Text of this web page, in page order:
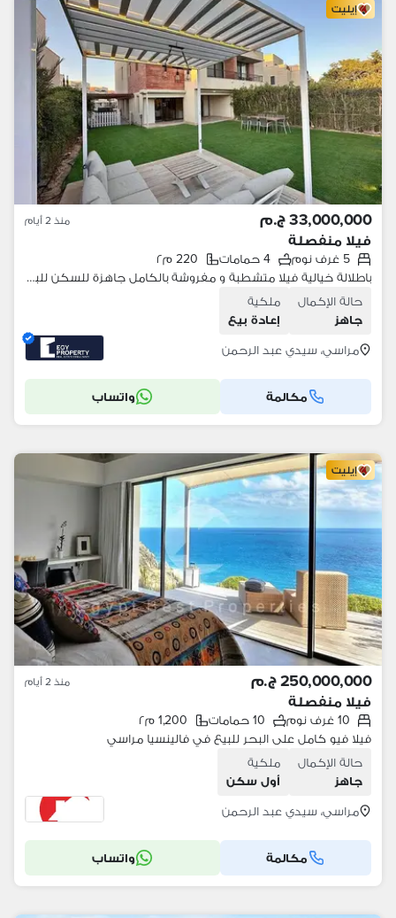
إيليت
33,000,000 ج.م منذ 2 أيام
فيلا منفصلة
5 غرف نوم 4 حمامات
220 م٢
باطلالة خيالية فيلا متشطبة و مفروشة بالكامل جاهزة للسكن للبيع في مراسي - الساحل الشمالي
حالة الإكمال
جاهز
ملكية
إعادة بيع
مراسي، سيدي عبد الرحمن
مكالمة واتساب
إيليت
250,000,000 ج.م منذ 2 أيام
فيلا منفصلة
10 غرف نوم 10 حمامات
1,200 م٢
فيلا فيو كامل على البحر للبيع في فالينسيا مراسي
حالة الإكمال
جاهز
ملكية
أول سكن
مراسي، سيدي عبد الرحمن
مكالمة واتساب